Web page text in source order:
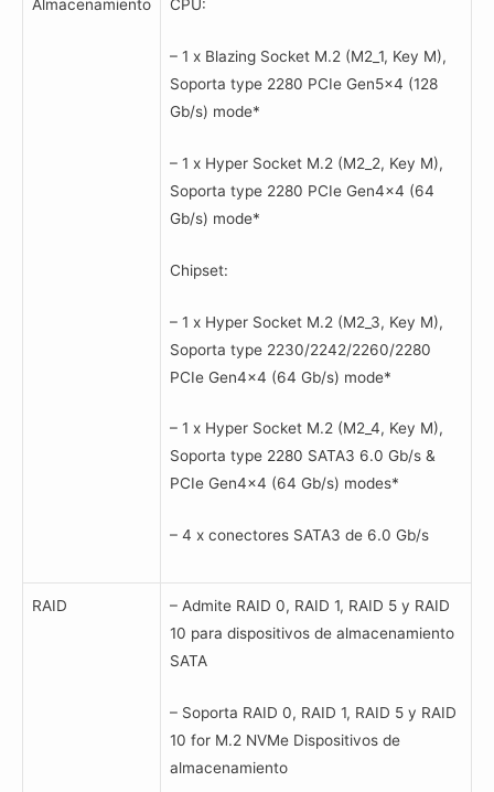
Almacenamiento CPU:
– 1 x Blazing Socket M.2 (M2_1, Key M),
Soporta type 2280 PCIe Gen5x4 (128
Gb/s) mode*
– 1 x Hyper Socket M.2 (M2_2, Key M),
Soporta type 2280 PCIe Gen4x4 (64
Gb/s) mode*
Chipset:
– 1 x Hyper Socket M.2 (M2_3, Key M),
Soporta type 2230/2242/2260/2280
PCIe Gen4x4 (64 Gb/s) mode*
– 1 x Hyper Socket M.2 (M2_4, Key M),
Soporta type 2280 SATA3 6.0 Gb/s &
PCIe Gen4x4 (64 Gb/s) modes*
– 4 x conectores SATA3 de 6.0 Gb/s
RAID
– Admite RAID 0, RAID 1, RAID 5 y RAID
10 para dispositivos de almacenamiento
SATA
– Soporta RAID 0, RAID 1, RAID 5 y RAID
10 for M.2 NVMe Dispositivos de
almacenamiento